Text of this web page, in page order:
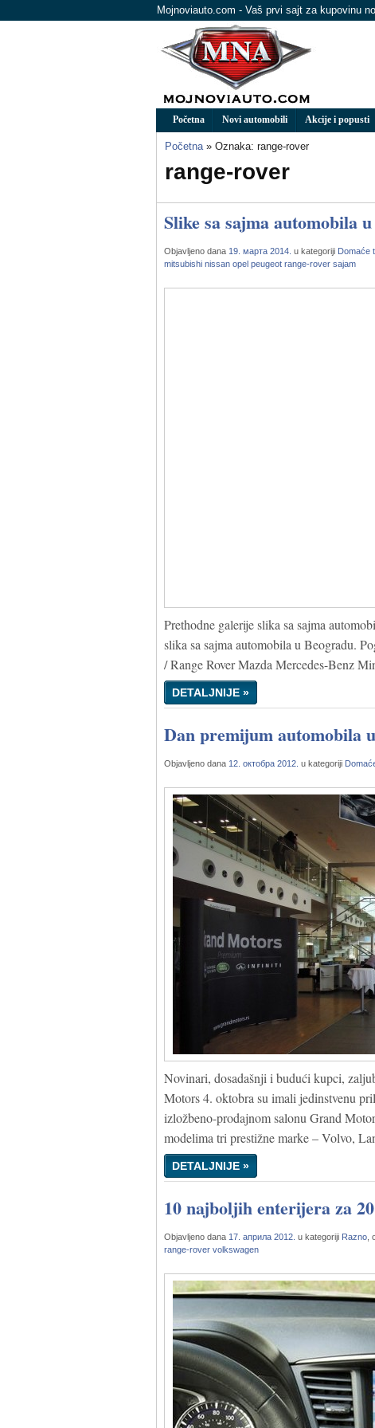
Mojnoviauto.com - Vaš prvi sajt za kupovinu
Početna Novi automobili Akcije i popusti
Početna» Oznaka: range-rover
range-rover
Slike sa sajma automobila
Objavljeno dana 19. марта 2014. u kategoriji Domaće
mitsubishi nissan opel peugeot range-rover sajam
Prethodne galerije slika sa sajma
slika sa sajma automobila u Beogradu.
/ Range Rover Mazda Mercedes-Benz
DETALJNIJE »
Dan premijum automobila
Objavljeno dana 12. октобра 2012. u kategoriji
Novinari, dosadašnji i budući kupci,
Motors 4. oktobra su imali jedinstvenu
izložbeno-prodajnom salonu Grand
modelima tri prestižne marke – Volvo,
DETALJNIJE »
10 najboljih enterijera za
Objavljeno dana 17. априла 2012. u kategoriji Razno
range-rover volkswagen